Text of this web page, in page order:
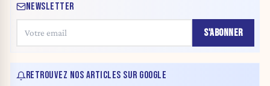
NEWSLETTER
S'ABONNER
RETROUVEZ NOS ARTICLES SUR GOOGLE